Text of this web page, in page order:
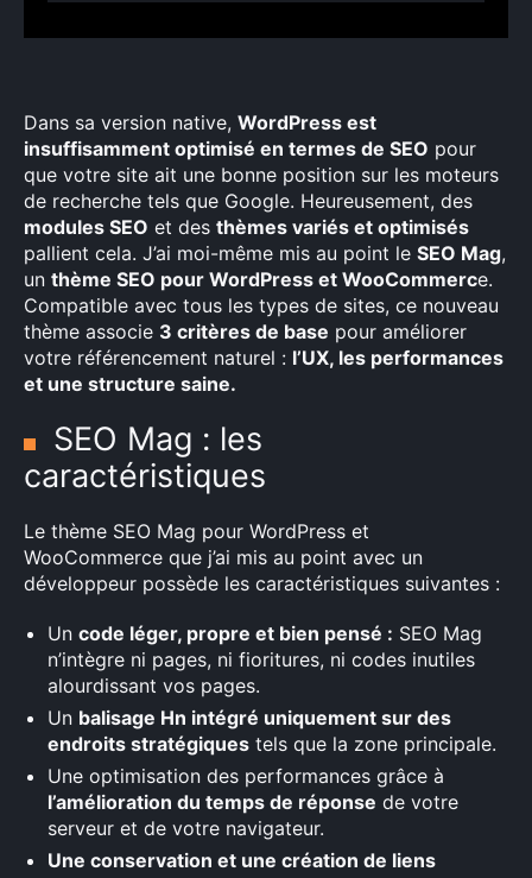
Dans sa version native, WordPress est
insuffisamment optimisé en termes de SEO pour
que votre site ait une bonne position sur les moteurs
de recherche tels que Google. Heureusement, des
modules SEO et des thèmes variés et optimisés
pallient cela. J’ai moi-même mis au point le SEO Mag,
un thème SEO pour WordPress et WooCommerce.
Compatible avec tous les types de sites, ce nouveau
thème associe 3 critères de base pour améliorer
votre référencement naturel : l’UX, les performances
et une structure saine.
SEO Mag : les
caractéristiques
Le thème SEO Mag pour WordPress et
WooCommerce que j’ai mis au point avec un
développeur possède les caractéristiques suivantes :
Un code léger, propre et bien pensé : SEO Mag
n’intègre ni pages, ni fioritures, ni codes inutiles
alourdissant vos pages.
Un balisage Hn intégré uniquement sur des
endroits stratégiques tels que la zone principale.
Une optimisation des performances grâce à
l’amélioration du temps de réponse de votre
serveur et de votre navigateur.
Une conservation et une création de liens